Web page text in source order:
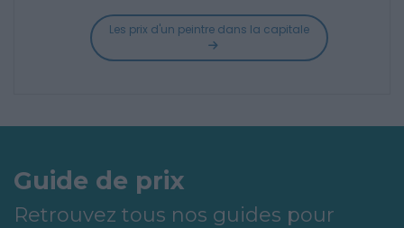
Les prix d'un peintre dans la capitale
Guide de prix
Retrouvez tous nos guides pour